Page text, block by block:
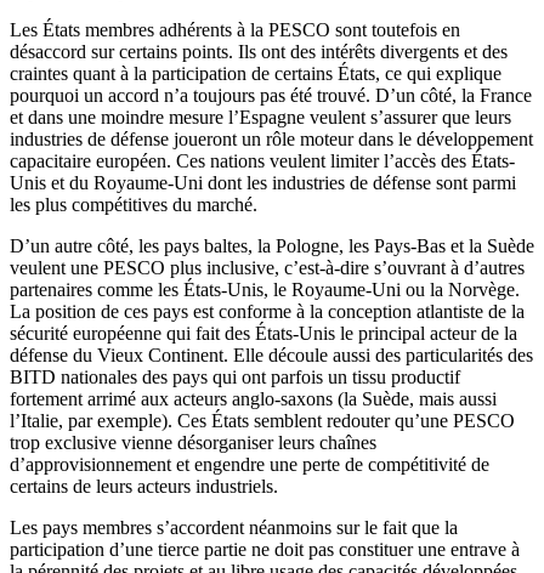
Les États membres adhérents à la PESCO sont toutefois en
désaccord sur certains points. Ils ont des intérêts divergents et des
craintes quant à la participation de certains États, ce qui explique
pourquoi un accord n’a toujours pas été trouvé. D’un côté, la France
et dans une moindre mesure l’Espagne veulent s’assurer que leurs
industries de défense joueront un rôle moteur dans le développement
capacitaire européen. Ces nations veulent limiter l’accès des États-
Unis et du Royaume-Uni dont les industries de défense sont parmi
les plus compétitives du marché.
D’un autre côté, les pays baltes, la Pologne, les Pays-Bas et la Suède
veulent une PESCO plus inclusive, c’est-à-dire s’ouvrant à d’autres
partenaires comme les États-Unis, le Royaume-Uni ou la Norvège.
La position de ces pays est conforme à la conception atlantiste de la
sécurité européenne qui fait des États-Unis le principal acteur de la
défense du Vieux Continent. Elle découle aussi des particularités des
BITD nationales des pays qui ont parfois un tissu productif
fortement arrimé aux acteurs anglo-saxons (la Suède, mais aussi
l’Italie, par exemple). Ces États semblent redouter qu’une PESCO
trop exclusive vienne désorganiser leurs chaînes
d’approvisionnement et engendre une perte de compétitivité de
certains de leurs acteurs industriels.
Les pays membres s’accordent néanmoins sur le fait que la
participation d’une tierce partie ne doit pas constituer une entrave à